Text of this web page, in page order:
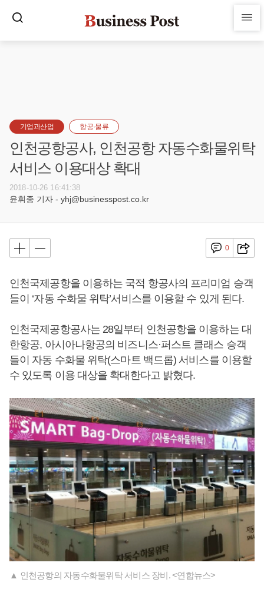
기업과산업 항공·물류
인천공항공사, 인천공항 자동수화물위탁
서비스 이용대상 확대
2018-10-26 16:41:38
윤휘종 기자 - yhj@businesspost.co.kr
0
인천국제공항을 이용하는 국적 항공사의 프리미엄 승객
들이 ‘자동 수화물 위탁’서비스를 이용할 수 있게 된다.
인천국제공항공사는 28일부터 인천공항을 이용하는 대
한항공, 아시아나항공의 비즈니스·퍼스트 클래스 승객
들이 자동 수화물 위탁(스마트 백드롭) 서비스를 이용할
수 있도록 이용 대상을 확대한다고 밝혔다.
▲ 인천공항의 자동수화물위탁 서비스 장비. <연합뉴스>